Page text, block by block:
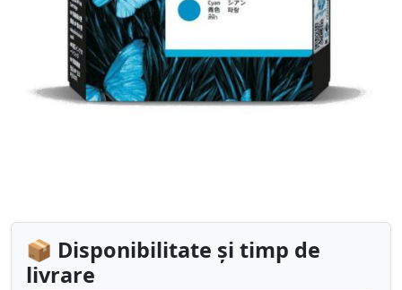
📦 Disponibilitate și timp de
livrare